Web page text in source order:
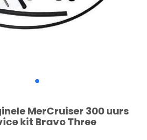
MerCruiser 300 uurs
kit Bravo Three